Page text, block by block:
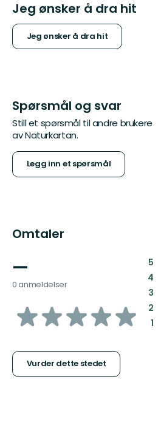
Jeg ønsker å dra hit
Jeg ønsker å dra hit
Spørsmål og svar
Still et spørsmål til andre brukere
av Naturkartan.
Legg inn et spørsmål
Omtaler
—
0 anmeldelser
av
stjerner
Vurder dette stedet
5:
4:
3:
2:
1: